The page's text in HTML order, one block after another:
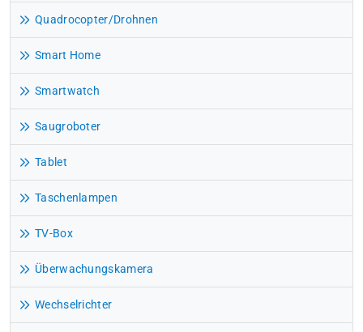
Quadrocopter/Drohnen
Smart Home
Smartwatch
Saugroboter
Tablet
Taschenlampen
TV-Box
Überwachungskamera
Wechselrichter